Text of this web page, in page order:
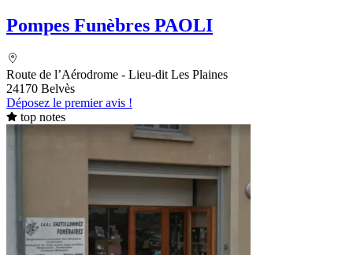
Pompes Funèbres PAOLI
Route de l’Aérodrome - Lieu-dit Les Plaines
24170 Belvès
Déposez le premier avis !
top notes